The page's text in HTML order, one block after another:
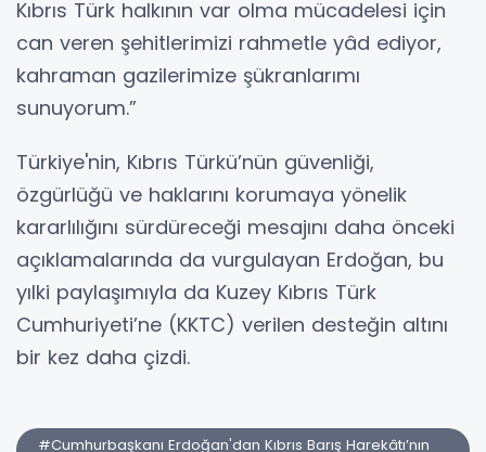
Kıbrıs Türk halkının var olma mücadelesi için
can veren şehitlerimizi rahmetle yâd ediyor,
kahraman gazilerimize şükranlarımı
sunuyorum.”
Türkiye'nin, Kıbrıs Türkü’nün güvenliği,
özgürlüğü ve haklarını korumaya yönelik
kararlılığını sürdüreceği mesajını daha önceki
açıklamalarında da vurgulayan Erdoğan, bu
yılki paylaşımıyla da Kuzey Kıbrıs Türk
Cumhuriyeti’ne (KKTC) verilen desteğin altını
bir kez daha çizdi.
#Cumhurbaşkanı Erdoğan'dan Kıbrıs Barış Harekâtı’nın